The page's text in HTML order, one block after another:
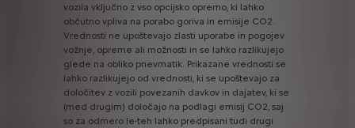
vozila vključno z vso opcijsko opremo, ki lahko
občutno vpliva na porabo goriva in emisije CO2.
Vrednosti ne upoštevajo zlasti uporabe in pogojev
vožnje, opreme ali možnosti in se lahko razlikujejo
glede na obliko pnevmatik. Prikazane vrednosti se
lahko razlikujejo od vrednosti, ki se upoštevajo za
določitev z vozili povezanih davkov in dajatev, ki se
(med drugim) določajo na podlagi emisij CO2, saj
so za odmero le-teh lahko predpisani tudi drugi